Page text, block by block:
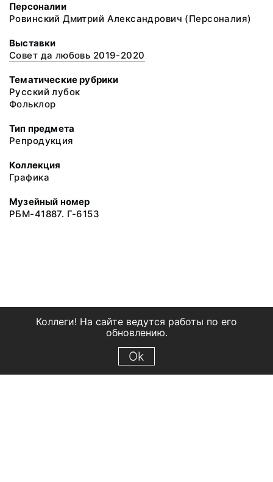
Персоналии
Ровинский Дмитрий Александрович (Персоналия)
Выставки
Совет да любовь 2019-2020
Тематические рубрики
Русский лубок
Фольклор
Тип предмета
Репродукция
Коллекция
Графика
Музейный номер
РБМ-41887. Г-6153
Коллеги! На сайте ведутся работы по его
обновлению.
Ok